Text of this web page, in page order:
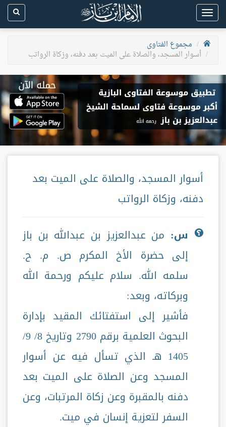
Toggle
navigation
مجموع الفتاوى
أسوار المسجد، والصلاة على الميت بعد دفنه، وزكاة الرواتب
أسوار المسجد، والصلاة على الميت بعد
دفنه، وزكاة الرواتب
س: من عبدالعزيز بن عبدالله بن باز
إلى حضرة الأخ المكرم ص. م. ح.
سلمه الله. سلام عليكم ورحمة الله
وبركاته، وبعد:
فأشير إلى استفتائك المقيد بإدارة
البحوث العلمية برقم 2790 وتاريخ 8/ 9/
1405 هـ الذي تسأل فيه عن أسوار
المسجد وعن الصلاة على الميت بعد
دفنه بالمقبرة وعن زكاة المرتبات، وعن
السفر لتعزية إنسان في ميت.